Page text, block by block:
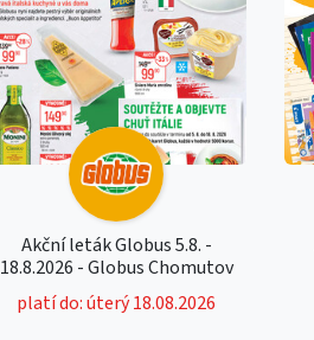
Akční leták Globus 5.8. -
18.8.2026 - Globus Chomutov
platí do: úterý 18.08.2026